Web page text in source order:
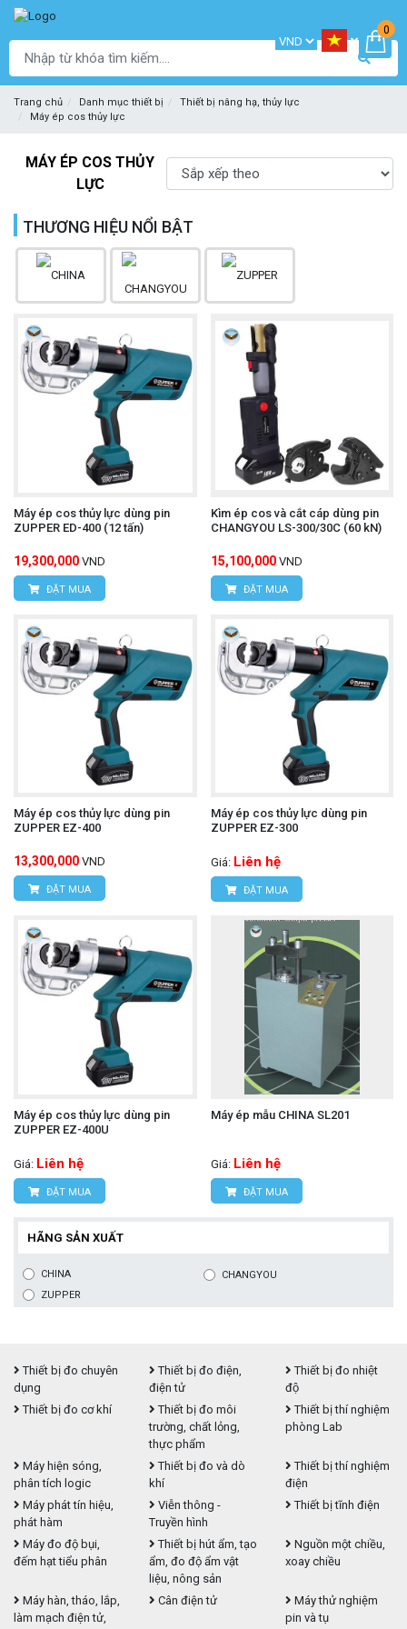
0
Trang chủ Danh mục thiết bị
Thiết bị nâng hạ, thủy lực
Máy ép cos thủy lực
MÁY ÉP COS THỦY
LỰC
THƯƠNG HIỆU NỔI BẬT
Máy ép cos thủy lực dùng pin
ZUPPER ED-400 (12 tấn)
19,300,000 VND
ĐẶT MUA
Kìm ép cos và cắt cáp dùng pin
CHANGYOU LS-300/30C (60 kN)
15,100,000 VND
ĐẶT MUA
Máy ép cos thủy lực dùng pin
ZUPPER EZ-400
13,300,000 VND
ĐẶT MUA
Máy ép cos thủy lực dùng pin
ZUPPER EZ-300
Giá: Liên hệ
ĐẶT MUA
Máy ép cos thủy lực dùng pin
ZUPPER EZ-400U
Giá: Liên hệ
ĐẶT MUA
Máy ép mẫu CHINA SL201
Giá: Liên hệ
ĐẶT MUA
HÃNG SẢN XUẤT
CHINA
CHANGYOU
ZUPPER
Thiết bị đo chuyên
dụng
Thiết bị đo điện,
điện tử
Thiết bị đo nhiệt
độ
Thiết bị đo cơ khí
Thiết bị đo môi
trường, chất lỏng,
thực phẩm
Thiết bị thí nghiệm
phòng Lab
Máy hiện sóng,
phân tích logic
Thiết bị đo và dò
khí
Thiết bị thí nghiệm
điện
Máy phát tín hiệu,
phát hàm
Viễn thông -
Truyền hình
Thiết bị tĩnh điện
Máy đo độ bụi,
đếm hạt tiểu phân
Thiết bị hút ẩm, tạo
ẩm, đo độ ẩm vật
liệu, nông sản
Nguồn một chiều,
xoay chiều
Máy hàn, tháo, lắp,
làm mạch điện tử,
Cân điện tử
Máy thử nghiệm
pin và tụ